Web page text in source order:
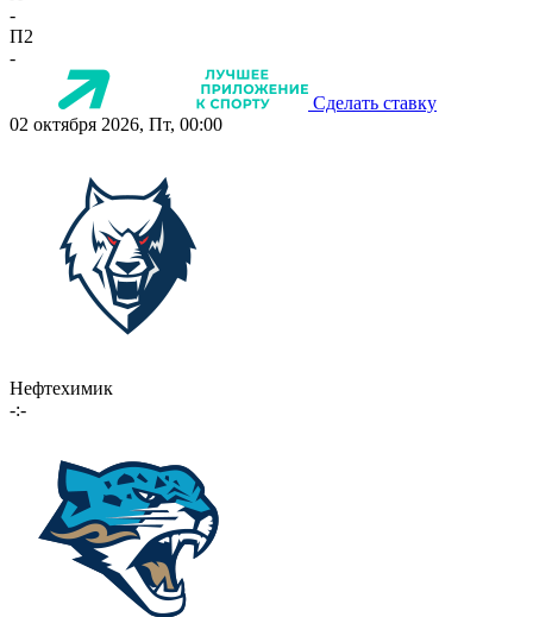
-
П2
-
Сделать ставку
02 октября 2026, Пт, 00:00
Нефтехимик
-:-